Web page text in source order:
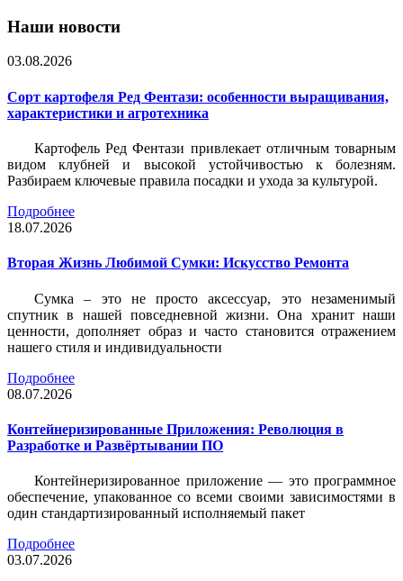
Наши новости
03.08.2026
Сорт картофеля Ред Фентази: особенности выращивания,
характеристики и агротехника
Картофель Ред Фентази привлекает отличным товарным
видом клубней и высокой устойчивостью к болезням.
Разбираем ключевые правила посадки и ухода за культурой.
Подробнее
18.07.2026
Вторая Жизнь Любимой Сумки: Искусство Ремонта
Сумка – это не просто аксессуар, это незаменимый
спутник в нашей повседневной жизни. Она хранит наши
ценности, дополняет образ и часто становится отражением
нашего стиля и индивидуальности
Подробнее
08.07.2026
Контейнеризированные Приложения: Революция в
Разработке и Развёртывании ПО
Контейнеризированное приложение — это программное
обеспечение, упакованное со всеми своими зависимостями в
один стандартизированный исполняемый пакет
Подробнее
03.07.2026